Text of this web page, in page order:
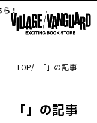
！
TOP 「」の記事
「」の記事